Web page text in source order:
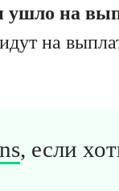
ушло на
на
, если